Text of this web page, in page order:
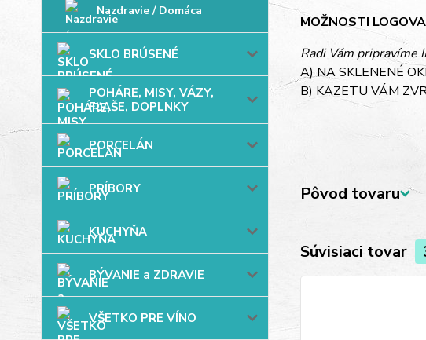
Nazdravie / Domáca
SKLO BRÚSENÉ
POHÁRE, MISY, VÁZY,
FĽAŠE, DOPLNKY
PORCELÁN
PRÍBORY
KUCHYŇA
BÝVANIE a ZDRAVIE
VŠETKO PRE VÍNO
MOŽNOSTI
Radi Vám pripravíme
A) NA SKLENENÉ
B) KAZETU VÁM
Pôvod tovaru
Súvisiaci tovar